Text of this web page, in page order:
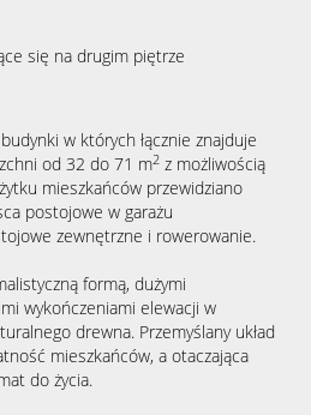
się na drugim piętrze
w których łącznie znajduje
od 32 do 71 m2 z możliwością
mieszkańców przewidziano
postojowe w garażu
zewnętrzne i rowerowanie.
formą, dużymi
wykończeniami elewacji w
drewna. Przemyślany układ
mieszkańców, a otaczająca
do życia.